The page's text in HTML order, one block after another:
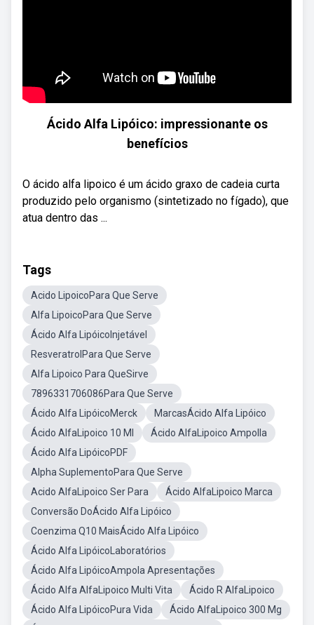
Ácido Alfa Lipóico: impressionante os
benefícios
O ácido alfa lipoico é um ácido graxo de cadeia curta
produzido pelo organismo (sintetizado no fígado), que
atua dentro das ...
Tags
Acido LipoicoPara Que Serve
Alfa LipoicoPara Que Serve
Ácido Alfa LipóicoInjetável
ResveratrolPara Que Serve
Alfa Lipoico Para QueSirve
7896331706086Para Que Serve
Ácido Alfa LipóicoMerck
MarcasÁcido Alfa Lipóico
Ácido AlfaLipoico 10 Ml
Ácido AlfaLipoico Ampolla
Ácido Alfa LipóicoPDF
Alpha SuplementoPara Que Serve
Acido AlfaLipoico Ser Para
Ácido AlfaLipoico Marca
Conversão DoÁcido Alfa Lipóico
Coenzima Q10 MaisÁcido Alfa Lipóico
Ácido Alfa LipóicoLaboratórios
Ácido Alfa LipóicoAmpola Apresentações
Ácido Alfa AlfaLipoico Multi Vita
Ácido R AlfaLipoico
Ácido Alfa LipóicoPura Vida
Ácido AlfaLipoico 300 Mg